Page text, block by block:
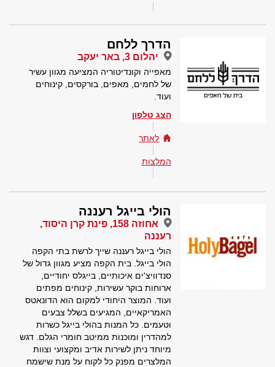
הדרך ללחם
יהלום 3, באר יעקב
מאפייה וקונדיטוריה המציעה מגוון עשיר
של לחמים, מאפים, בורקסים, קינוחים
ועוד.
הצג טלפון
לאתר
המלצות
הולי בייגל רעננה
אחוזה 158, פינת קרן היסוד,
רעננה
הולי בייגל רעננה שייך לרשת בתי הקפה
הולי בייגל. בית הקפה מציע מגוון גדול של
סנדוויצ'ים איכותיים, בייגלס יחודיים,
ארוחות בוקר עשירות, קינוחים מפתים
ועוד. המוצר היחודי למקום הוא הדונאטס
האמריקאיים, המגיעים בשלל צבעים
וטעמים. כל המנות בהולי בייגל כשרות
למהדרין ומוכנות ממיטב חומרי הגלם. דגש
מיוחד ניתן לשירות אדיב ומקצועי וצוות
המלצרים מפנק כל לקוח על מנת שישמח